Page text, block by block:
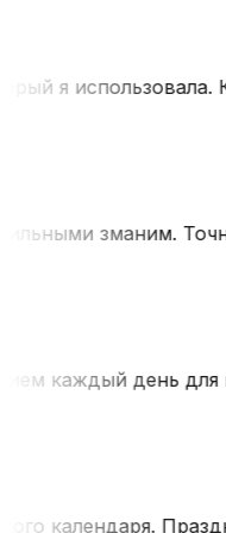
я использовала.
зманим.
каждый день для
календаря.